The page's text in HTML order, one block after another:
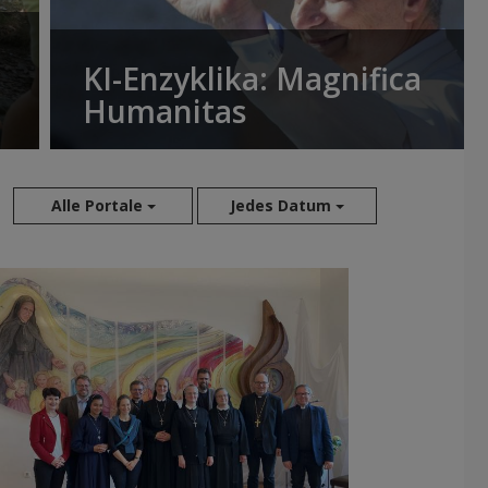
KI-Enzyklika: Magnifica
Humanitas
Alle Portale Jedes Datum
Jul 2026
Jun 2026
Mai 2026
Apr 2026
Mär 2026
Feb 2026
Jan 2026